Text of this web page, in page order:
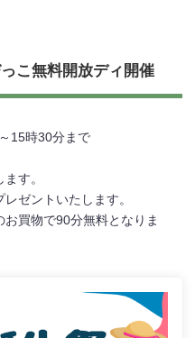
こ無料開放ディ開催
15時30分まで
す。
ゼントいたします。
買物で90分無料となりま